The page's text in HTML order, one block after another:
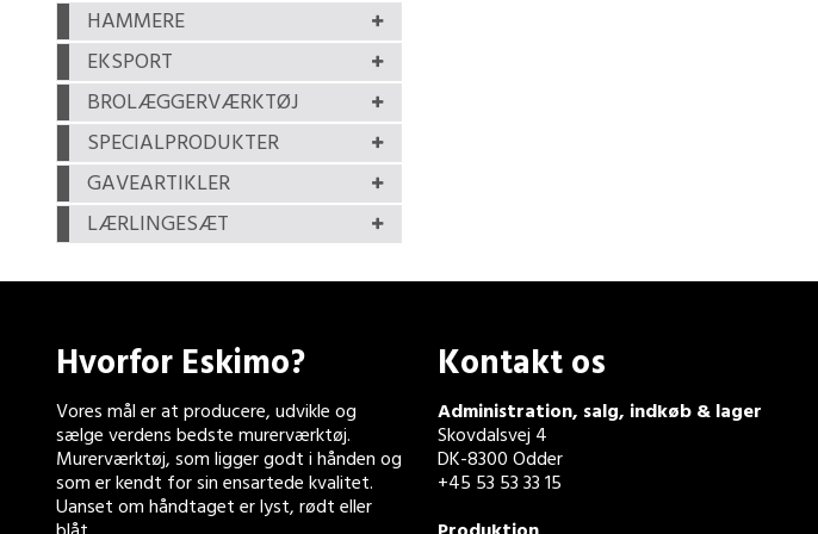
HAMMERE
EKSPORT
BROLÆGGERVÆRKTØJ
SPECIALPRODUKTER
GAVEARTIKLER
LÆRLINGESÆT
Hvorfor Eskimo?
Vores mål er at producere, udvikle og
sælge verdens bedste murerværktøj.
Murerværktøj, som ligger godt i hånden og
som er kendt for sin ensartede kvalitet.
Uanset om håndtaget er lyst, rødt eller
Kontakt os
Administration, salg, indkøb & lager
Skovdalsvej 4
DK-8300 Odder
+45 53 53 33 15